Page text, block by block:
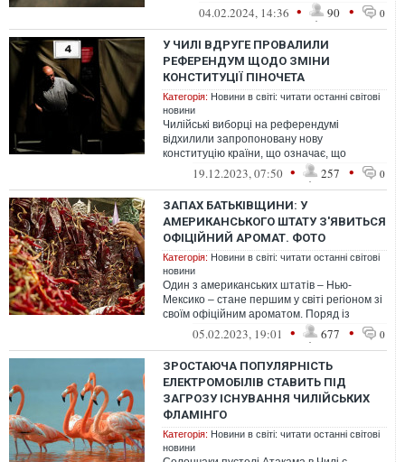
Борич попереджає, що кількість жер...
04.02.2024, 14:36 • 90 • 0
У ЧИЛІ ВДРУГЕ ПРОВАЛИЛИ
РЕФЕРЕНДУМ ЩОДО ЗМІНИ
КОНСТИТУЦІЇ ПІНОЧЕТА
Категорія: Новини в світі: читати останні світові
новини
Чилійські виборці на референдумі
відхилили запропоновану нову
конституцію країни, що означає, що
конституція, прийнята під час диктатури
19.12.2023, 07:50 • 257 • 0
ЗАПАХ БАТЬКІВЩИНИ: У
АМЕРИКАНСЬКОГО ШТАТУ З'ЯВИТЬСЯ
ОФІЦІЙНИЙ АРОМАТ. ФОТО
Категорія: Новини в світі: читати останні світові
новини
Один з американських штатів – Нью-
Мексико – стане першим у світі регіоном зі
своїм офіційним ароматом. Поряд із
гімном, прапором, емблемою та іншими д...
05.02.2023, 19:01 • 677 • 0
ЗРОСТАЮЧА ПОПУЛЯРНІСТЬ
ЕЛЕКТРОМОБІЛІВ СТАВИТЬ ПІД
ЗАГРОЗУ ІСНУВАННЯ ЧИЛІЙСЬКИХ
ФЛАМІНГО
Категорія: Новини в світі: читати останні світові
новини